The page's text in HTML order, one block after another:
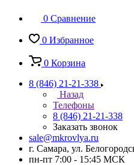
0 Сравнение
0 Избранное
0 Корзина
8 (846) 21-21-338
Назад
Телефоны
8 (846) 21-21-338
Заказать звонок
sale@mkrovlya.ru
г. Самара, ул.
пн-пт 7:00 - 15:45 МСК